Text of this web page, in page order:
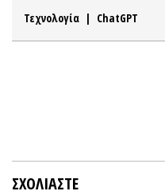
Τεχνολογία | ChatGPT
ΣΧΟΛΙΑΣΤΕ